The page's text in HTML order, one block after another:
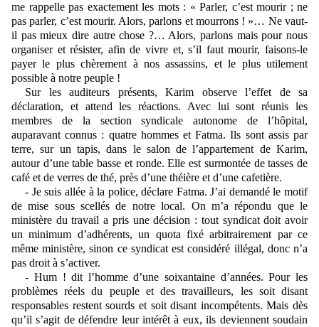
me rappelle pas exactement les mots : « Parler, c’est mourir ; ne
pas parler, c’est mourir. Alors, parlons et mourrons ! »… Ne vaut-
il pas mieux dire autre chose ?… Alors, parlons mais pour nous
organiser et résister, afin de vivre et, s’il faut mourir, faisons-le
payer le plus chèrement à nos assassins, et le plus utilement
possible à notre peuple !
Sur les auditeurs présents, Karim observe l’effet de sa
déclaration, et attend les réactions. Avec lui sont réunis les
membres de la section syndicale autonome de l’hôpital,
auparavant connus : quatre hommes et Fatma. Ils sont assis par
terre, sur un tapis, dans le salon de l’appartement de Karim,
autour d’une table basse et ronde. Elle est surmontée de tasses de
café et de verres de thé, près d’une théière et d’une cafetière.
- Je suis allée à la police, déclare Fatma. J’ai demandé le motif
de mise sous scellés de notre local. On m’a répondu que le
ministère du travail a pris une décision : tout syndicat doit avoir
un minimum d’adhérents, un quota fixé arbitrairement par ce
même ministère, sinon ce syndicat est considéré illégal, donc n’a
pas droit à s’activer.
- Hum ! dit l’homme d’une soixantaine d’années. Pour les
problèmes réels du peuple et des travailleurs, les soit disant
responsables restent sourds et soit disant incompétents. Mais dès
qu’il s’agit de défendre leur intérêt à eux, ils deviennent soudain